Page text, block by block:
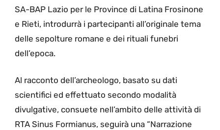
SA-BAP Lazio per le Province di Latina Frosinone
e Rieti, introdurrà i partecipanti all’originale tema
delle sepolture romane e dei rituali funebri
dell’epoca.
Al racconto dell’archeologo, basato su dati
scientifici ed effettuato secondo modalità
divulgative, consuete nell’ambito delle attività di
RTA Sinus Formianus, seguirà una “Narrazione